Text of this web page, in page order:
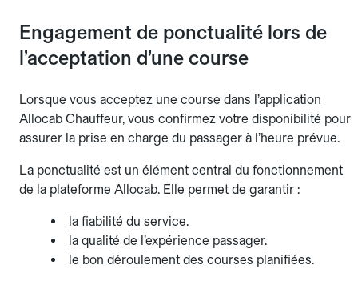
Engagement de ponctualité lors de
l’acceptation d’une course
Lorsque vous acceptez une course dans l’application
Allocab Chauffeur, vous confirmez votre disponibilité pour
assurer la prise en charge du passager à l’heure prévue.
La ponctualité est un élément central du fonctionnement
de la plateforme Allocab. Elle permet de garantir :
la fiabilité du service.
la qualité de l’expérience passager.
le bon déroulement des courses planifiées.